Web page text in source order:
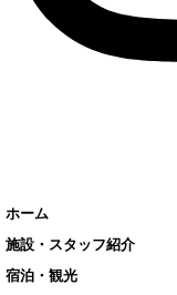
ホーム
施設・スタッフ紹介
宿泊・観光